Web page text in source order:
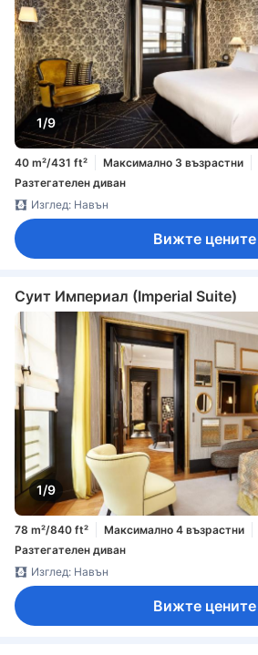
1/9
40 m²/431 ft² Максимално 3 възрастни
Разтегателен диван
Изглед: Навън
Вижте цените
Суит Империал (Imperial Suite)
1/9
78 m²/840 ft² Максимално 4 възрастни
Разтегателен диван
Изглед: Навън
Вижте цените